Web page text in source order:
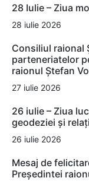
28 Iulie – Ziua
28 iulie 2026
Consiliul raional
parteneriatelor
raionul Ștefan
27 iulie 2026
26 iulie – Ziua
geodeziei și
26 iulie 2026
Mesaj de
Președintei